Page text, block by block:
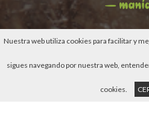
Nuestra web utiliza cookies para facilitar y
sigues navegando por nuestra web,
cookies.
Solicitar presupuesto
Caravaning